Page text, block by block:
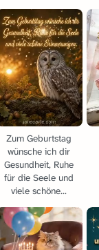
Zum Geburtstag
wünsche ich dir
Gesundheit, Ruhe
für die Seele und
viele schöne...